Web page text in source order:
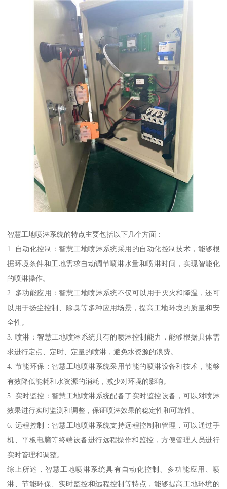
智慧工地喷淋系统的特点主要包括以下几个方面：
1. 自动化控制：智慧工地喷淋系统采用的自动化控制技术，能够根
据环境条件和工地需求自动调节喷淋水量和喷淋时间，实现智能化
的喷淋操作。
2. 多功能应用：智慧工地喷淋系统不仅可以用于灭火和降温，还可
以用于扬尘控制、除臭等多种应用场景，提高工地环境的质量和安
全性。
3. 喷淋：智慧工地喷淋系统具有的喷淋控制能力，能够根据具体需
求进行定点、定时、定量的喷淋，避免水资源的浪费。
4. 节能环保：智慧工地喷淋系统采用节能的喷淋设备和技术，能够
有效降低能耗和水资源的消耗，减少对环境的影响。
5. 实时监控：智慧工地喷淋系统配备了实时监控设备，可以对喷淋
效果进行实时监测和调整，保证喷淋效果的稳定性和可靠性。
6. 远程控制：智慧工地喷淋系统支持远程控制和管理，可以通过手
机、平板电脑等终端设备进行远程操作和监控，方便管理人员进行
实时管理和调整。
综上所述，智慧工地喷淋系统具有自动化控制、多功能应用、喷
淋、节能环保、实时监控和远程控制等特点，能够提高工地环境的